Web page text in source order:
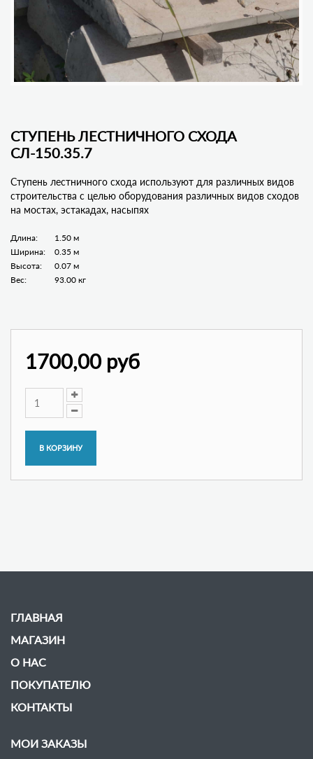
СТУПЕНЬ ЛЕСТНИЧНОГО СХОДА
СЛ-150.35.7
Ступень лестничного схода используют для различных видов
строительства с целью оборудования различных видов сходов
на мостах, эстакадах, насыпях
Длина:
1.50 м
Ширина:
0.35 м
Высота:
0.07 м
Вес:
93.00 кг
1700,00 руб
ГЛАВНАЯ
МАГАЗИН
О НАС
ПОКУПАТЕЛЮ
КОНТАКТЫ
МОИ ЗАКАЗЫ